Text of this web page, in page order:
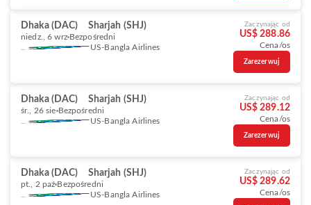
Dhaka (DAC) Sharjah (SHJ)
niedz., 6 wrz Bezpośredni
US-Bangla Airlines
Zaczynając od
US$ 288.86
Cena/os
Zarezerwuj
Dhaka (DAC) Sharjah (SHJ)
śr., 26 sie Bezpośredni
US-Bangla Airlines
Zaczynając od
US$ 289.12
Cena/os
Zarezerwuj
Dhaka (DAC) Sharjah (SHJ)
pt., 2 paź Bezpośredni
US-Bangla Airlines
Zaczynając od
US$ 289.62
Cena/os